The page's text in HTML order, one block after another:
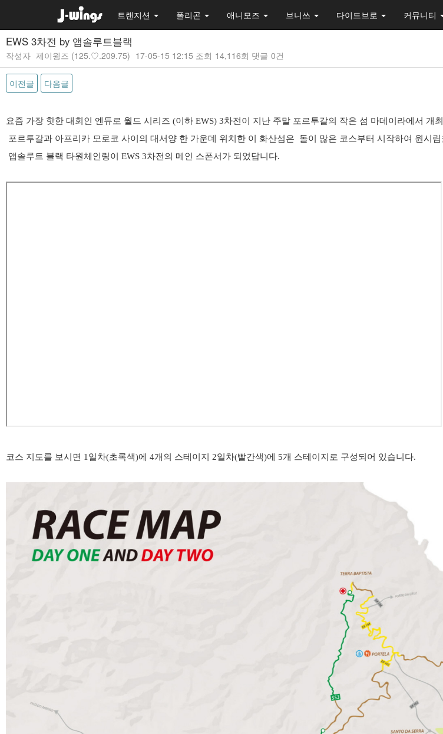
트랜지션 폴리곤 애니모즈 브니쓰 다이드브로 커뮤니티
EWS 3차전 by 앱솔루트블랙
작성자 제이윙즈 (125.♡.209.75) 17-05-15 12:15 조회 14,116회 댓글 0건
이전글 다음글
본문
요즘 가장 핫한 대회인 엔듀로 월드 시리즈 (이하 EWS) 3차전이 지난 주말 포르투갈의 작은 섬 마데이라에서 개
포르투갈과 아프리카 모로코 사이의 대서양 한 가운데 위치한 이 화산섬은
돌이 많은 코스부터 시작하여 원시
앱솔루트 블랙 타원체인링이 EWS 3차전의 메인 스폰서가 되었답니다.
코스 지도를 보시면 1일차(초록색)에 4개의 스테이지 2일차(빨간색)에 5개 스테이지로 구성되어 있습니다.